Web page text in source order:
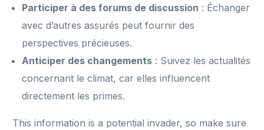
Participer à des forums de discussion : Échanger
avec d’autres assurés peut fournir des
perspectives précieuses.
Anticiper des changements : Suivez les actualités
concernant le climat, car elles influencent
directement les primes.
This information is a potential invader, so make sure